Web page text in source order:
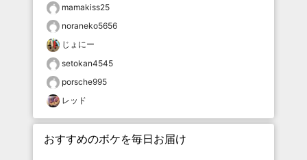
mamakiss25
noraneko5656
じょにー
setokan4545
porsche995
レッド
おすすめのボケを毎日お届け